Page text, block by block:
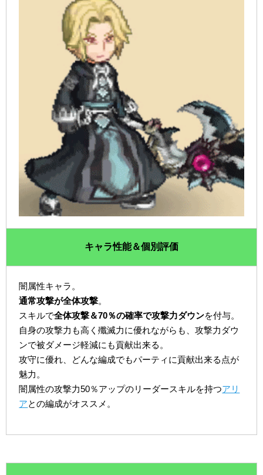
キャラ性能＆個別評価
闇属性キャラ。
通常攻撃が全体攻撃。
スキルで全体攻撃＆70％の確率で攻撃力ダウンを付与。
自身の攻撃力も高く殲滅力に優れながらも、攻撃力ダウ
ンで被ダメージ軽減にも貢献出来る。
攻守に優れ、どんな編成でもパーティに貢献出来る点が
魅力。
闇属性の攻撃力50％アップのリーダースキルを持つアリ
アとの編成がオススメ。